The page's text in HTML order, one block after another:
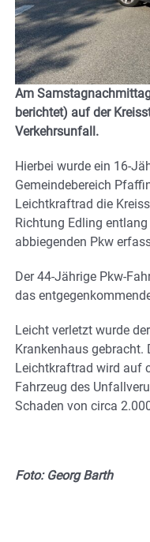
Am
berichtet) auf der
Verkehrsunfall.
Hierbei wurde ein 16-
Gemeindebereich
Leichtkraftrad die
Richtung Edling
abbiegenden Pkw
Der 44-Jährige Pkw-
das
Leicht verletzt wurde
Krankenhaus gebracht.
Leichtkraftrad wird auf
Fahrzeug des
Schaden von circa
Foto: Georg Barth